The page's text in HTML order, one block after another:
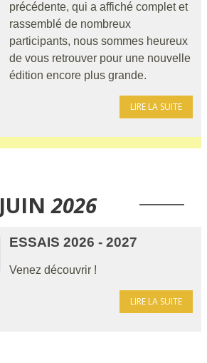
précédente, qui a affiché complet et
rassemblé de nombreux
participants, nous sommes heureux
de vous retrouver pour une nouvelle
édition encore plus grande.
LIRE LA SUITE
JUIN 2026
ESSAIS 2026 - 2027
Venez découvrir !
LIRE LA SUITE